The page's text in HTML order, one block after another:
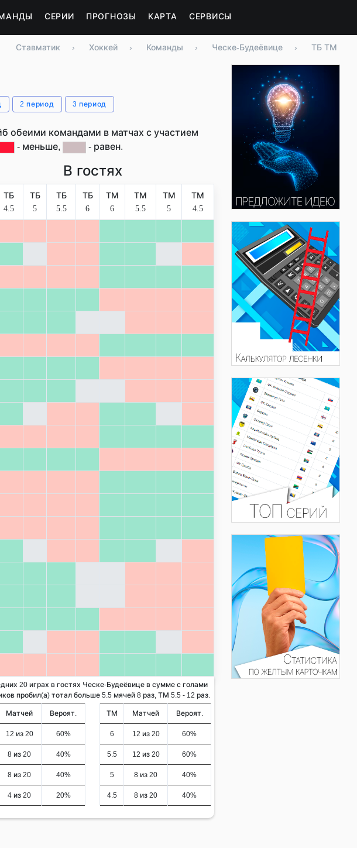
СЕРИИ ПРОГНОЗЫ КАРТА СЕРВИСЫ
Ставматик › Хоккей › Команды › Ческе-Будеёвице › ТБ ТМ
2 период 3 период
обеими командами в матчах с участием
- меньше, - равен.
В гостях
ТБ
4.5
ТБ
5
ТБ
5.5
ТБ
6
ТМ
6
ТМ
5.5
ТМ
5
ТМ
4.5
20 играх в гостях Ческе-Будеёвице в сумме с голами
пробил(а) тотал больше 5.5 мячей 8 раз, ТМ 5.5 - 12 раз.
Матчей Вероят.
12 из 20 60%
8 из 20 40%
8 из 20 40%
4 из 20 20%
ТМ Матчей Вероят.
6 12 из 20 60%
5.5 12 из 20 60%
5 8 из 20 40%
4.5 8 из 20 40%